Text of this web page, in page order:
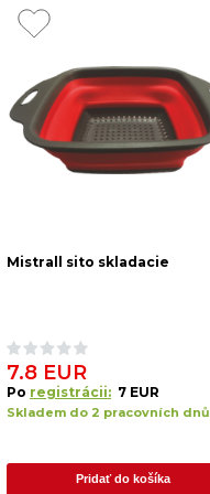
Mistrall sito skladacie
7.8 EUR
Po registrácii: 7 EUR
Skladem do 2 pracovních dnů
Pridať do košíka